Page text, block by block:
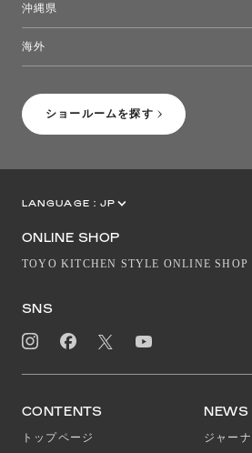
ショールームを探す
沖縄県
海外
LANGUAGE : JP
ONLINE SHOP
TOYO KITCHEN STYLE ONLINE SHOP
SNS
CONTENTS
トップページ
NEWS
ジャー